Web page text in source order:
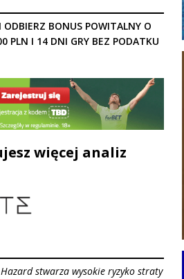
ODBIERZ BONUS POWITALNY O
PLN I 14 DNI GRY BEZ PODATKU
więcej analiz
stwarza wysokie ryzyko straty